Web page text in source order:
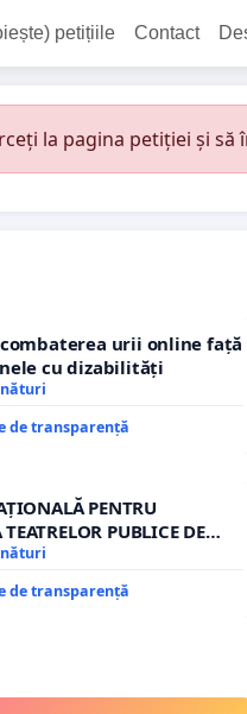
petițiile Contact
la pagina petiției și să
urii online față
cu dizabilități
de transparență
PENTRU
TEATRELOR PUBLICE DE
DIN ROMÂNIA
de transparență